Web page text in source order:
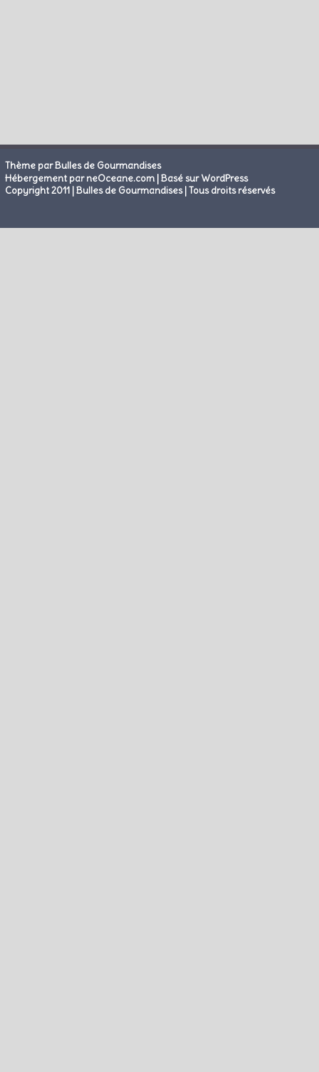
Thème par Bulles de Gourmandises
Hébergement par neOceane.com |Basé sur WordPress
Copyright 2011 | Bulles de Gourmandises | Tous droits réservés